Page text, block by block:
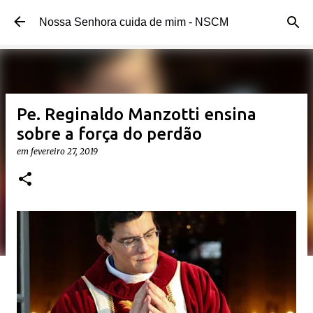
Pular para o conteúdo principal
Nossa Senhora cuida de mim - NSCM
Pe. Reginaldo Manzotti ensina
sobre a força do perdão
em fevereiro 27, 2019